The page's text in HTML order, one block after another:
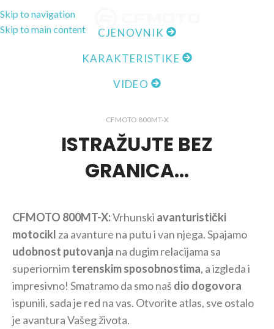
Skip to navigation
Skip to main content
MENI
CJENOVNIK
KARAKTERISTIKE
VIDEO
CFMOTO 800MT-X
ISTRAŽUJTE BEZ
GRANICA…
CFMOTO 800MT-X:Vrhunski avanturistički
motocikl za avanture na putu i van njega. Spajamo
udobnost putovanja na dugim relacijama sa
superiornimterenskim sposobnostima, a izgleda i
impresivno! Smatramo da smo naš dio dogovora
ispunili, sada je red na vas. Otvorite atlas, sve ostalo
je avantura Vašeg života.